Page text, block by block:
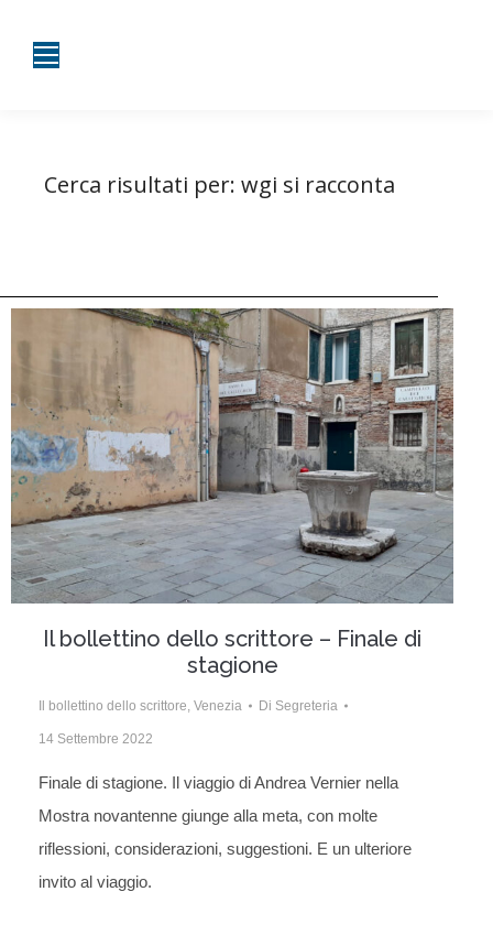
Cerca risultati per: wgi si racconta
Il bollettino dello scrittore – Finale di
stagione
Il bollettino dello scrittore, Venezia Di Segreteria
14 Settembre 2022
Finale di stagione. Il viaggio di Andrea Vernier nella
Mostra novantenne giunge alla meta, con molte
riflessioni, considerazioni, suggestioni. E un ulteriore
invito al viaggio.